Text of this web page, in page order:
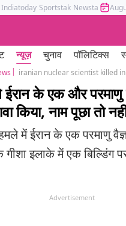
Indiatoday Sportstak Newstak
न्यूज़ चुनाव पॉलिटिक्स
के एक और परमाणु
किया, नाम पूछा तो
में ईरान के एक परमाणु
गीशा इलाके में एक बिल्डिंग
Advertisement